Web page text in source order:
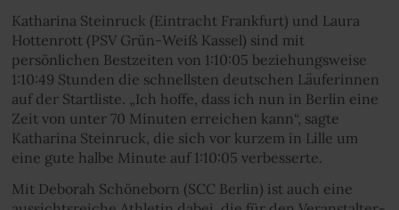
Katharina Steinruck (Eintracht Frankfurt) und Laura
Hottenrott (PSV Grün-Weiß Kassel) sind mit
persönlichen Bestzeiten von 1:10:05 beziehungsweise
1:10:49 Stunden die schnellsten deutschen Läuferinnen
auf der Startliste. „Ich hoffe, dass ich nun in Berlin eine
Zeit von unter 70 Minuten erreichen kann“, sagte
Katharina Steinruck, die sich vor kurzem in Lille um
eine gute halbe Minute auf 1:10:05 verbesserte.
Mit Deborah Schöneborn (SCC Berlin) ist auch eine